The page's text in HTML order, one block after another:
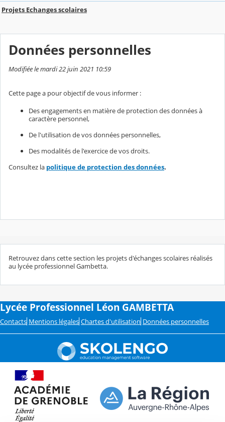
Projets Echanges scolaires
Données personnelles
Modifiée le mardi 22 juin 2021 10:59
Cette page a pour objectif de vous informer :
Des engagements en matière de protection des données à
caractère personnel,
De l'utilisation de vos données personnelles,
Des modalités de l'exercice de vos droits.
Consultez la politique de protection des données.
Retrouvez dans cette section les projets d'échanges scolaires réalisés
au lycée professionnel Gambetta.
Lycée Professionnel Léon GAMBETTA
Contacts Mentions légales Chartes d'utilisation Données personnelles